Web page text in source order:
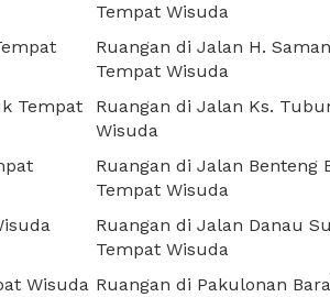
Tempat Wisuda
Ruangan di Jalan H.
Tempat Wisuda
Tempat
Ruangan di Jalan Ks.
Wisuda
Ruangan di Jalan Benteng
Tempat Wisuda
Ruangan di Jalan Danau
Tempat Wisuda
Wisuda Ruangan di Pakulonan